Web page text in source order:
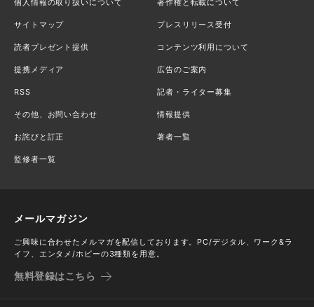
個人情報の取り扱いについて 著作権と転載について
サイトマップ プレスリリース受付
読者プレゼント提供 コンテンツ利用について
提携メディア 広告のご案内
RSS 記者・ライター募集
その他、お問い合わせ 情報提供
お詫びと訂正 著者一覧
監修者一覧
メールマガジン
ご興味に合わせたメルマガを配信しております。PC/デジタル、ワーク&ラ
イフ、エンタメ/ホビーの3種類を用意。
無料登録はこちら